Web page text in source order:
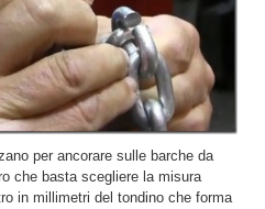
per ancorare sulle barche da
che basta scegliere la misura
in millimetri del tondino che forma